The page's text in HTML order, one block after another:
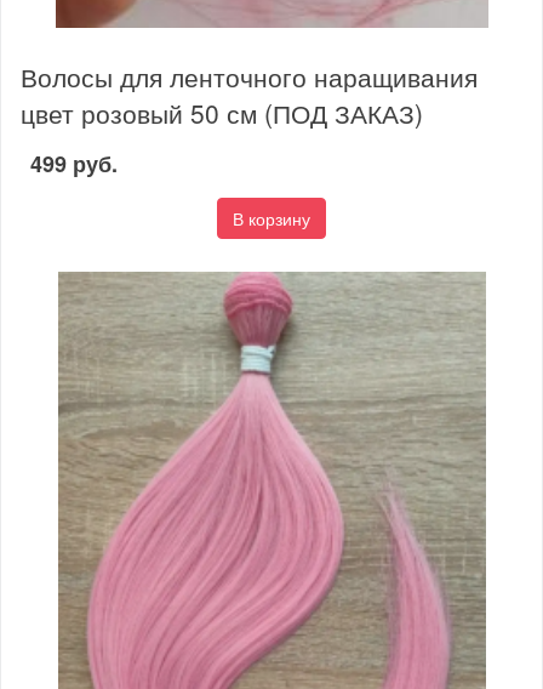
Волосы для ленточного наращивания
цвет розовый 50 см (ПОД ЗАКАЗ)
499 руб.
В корзину